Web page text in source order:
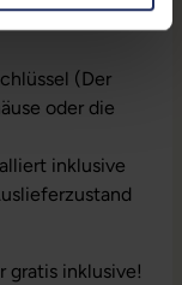
(Der
oder die
inklusive
gratis inklusive!